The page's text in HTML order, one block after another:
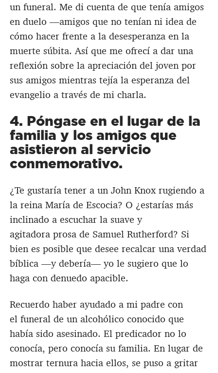
un funeral. Me di cuenta de que tenía amigos
en duelo —amigos que no tenían ni idea de
cómo hacer frente a la desesperanza en la
muerte súbita. Así que me ofrecí a dar una
reflexión sobre la apreciación del joven por
sus amigos mientras tejía la esperanza del
evangelio a través de mi charla.
4. Póngase en el lugar de la
familia y los amigos que
asistieron al servicio
conmemorativo.
¿Te gustaría tener a un John Knox rugiendo a
la reina María de Escocia? O ¿estarías más
inclinado a escuchar la suave y
agitadora prosa de Samuel Rutherford? Si
bien es posible que desee recalcar una verdad
bíblica —y debería— yo le sugiero que lo
haga con denuedo apacible.
Recuerdo haber ayudado a mi padre con
el funeral de un alcohólico conocido que
había sido asesinado. El predicador no lo
conocía, pero conocía su familia. En lugar de
mostrar ternura hacia ellos, se puso a gritar